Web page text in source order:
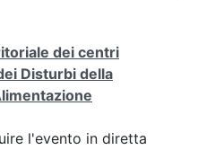
dei centri
Disturbi della
l'evento in diretta